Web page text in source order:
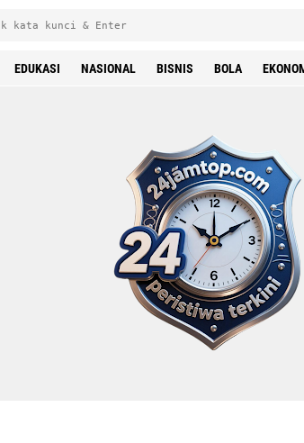
EDUKASI NASIONAL BISNIS BOLA